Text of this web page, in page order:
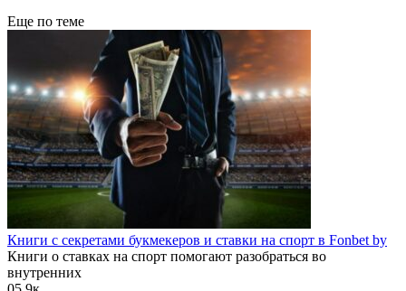
Еще по теме
Книги с секретами букмекеров и ставки на спорт в Fonbet by
Книги о ставках на спорт помогают разобраться во
внутренних